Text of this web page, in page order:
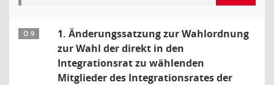
Ö 9
1. Änderungssatzung zur Wahlordnung
zur Wahl der direkt in den
Integrationsrat zu wählenden
Mitglieder des Integrationsrates der